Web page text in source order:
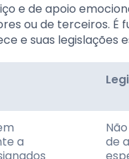
e de apoio
ou de terceiros. É
e suas legislações
a
de